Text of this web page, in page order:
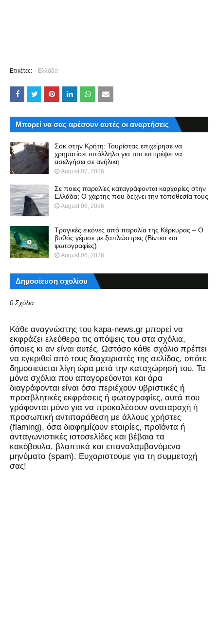
Ετικέτες: Ελλάδα
Μπορεί να σας αρέσουν αυτές οι αναρτήσεις
Σοκ στην Κρήτη: Τουρίστας επιχείρησε να
χρηματίσει υπάλληλο για του επιτρέψει να
ασελγήσει σε ανήλικη
August 07, 2026
Σε ποιες παραλίες καταγράφονται καρχαρίες στην
Ελλάδα; Ο χάρτης που δείχνει την τοποθεσία τους
August 06, 2026
Τραγικές εικόνες από παραλία της Κέρκυρας – Ο
βυθός γέμισε με ξαπλώστρες (Βίντεο και
φωτογραφίες)
August 06, 2026
Δημοσίευση σχολίου
0 Σχόλια
Kάθε αναγνώστης του kapa-news.gr μπορεί να
εκφράζει ελεύθερα τις απόψεις του στα σχόλια,
όποιες κι αν είναι αυτές. Ωστόσο κάθε σχόλιο πρέπει
να εγκριθεί από τους διαχειριστές της σελίδας, οπότε
δημοσιεύεται λίγη ώρα μετά την καταχώρησή του. Τα
μόνα σχόλια που απαγορεύονται και άρα
διαγράφονται είναι όσα περιέχουν υβριστικές ή
προσβλητικές εκφράσεις ή φωτογραφίες, αυτά που
γράφονται μόνο για να προκαλέσουν αναταραχή ή
προσωπική αντιπαράθεση με άλλους χρήστες
(flaming), όσα διαφημίζουν εταιρίες, προϊόντα ή
ανταγωνιστικές ιστοσελίδες και βέβαια τα
κακόβουλα, βλαπτικά και επαναλαμβανόμενα
μηνύματα (spam). Ευχαριστούμε για τη συμμετοχή
σας!